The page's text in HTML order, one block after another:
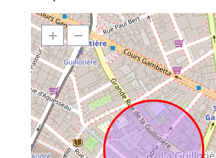
Université Lyon 3– 15 minutes en
Sciences Po Lyon– 8 minutes à pied
EM Lyon – Campus Hôtel de Ville– 5
INSEEC, ECEMA, ESDES, ISEG– 15 à
transport
Vous bénéficiez donc
d’un accès rapide et
principales universités et écoles du centre